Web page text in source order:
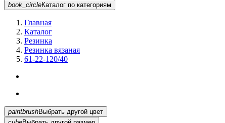
book_circleКаталог по категориям
Главная
Каталог
Резинка
Резинка вязаная
61-22-120/40
paintbrush
Выбрать другой цвет